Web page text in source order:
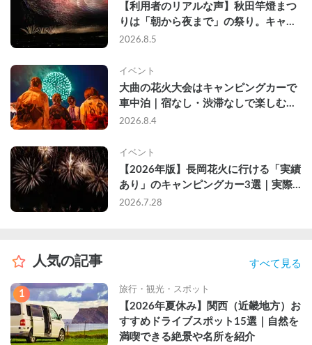
【利用者のリアルな声】秋田竿燈まつ
りは「朝から夜まで」の祭り。キャン
ピングカーで行った2組の記録
2026.8.5
イベント
大曲の花火大会はキャンピングカーで
車中泊｜宿なし・渋滞なしで楽しむ
2026年完全ガイド
2026.8.4
イベント
【2026年版】長岡花火に行ける「実績
あり」のキャンピングカー3選｜実際
に利用したゲストのレビュー付き
2026.7.28
人気の記事 すべて見る
1 旅行・観光・スポット
【2026年夏休み】関西（近畿地方）お
すすめドライブスポット15選｜自然を
満喫できる絶景や名所を紹介